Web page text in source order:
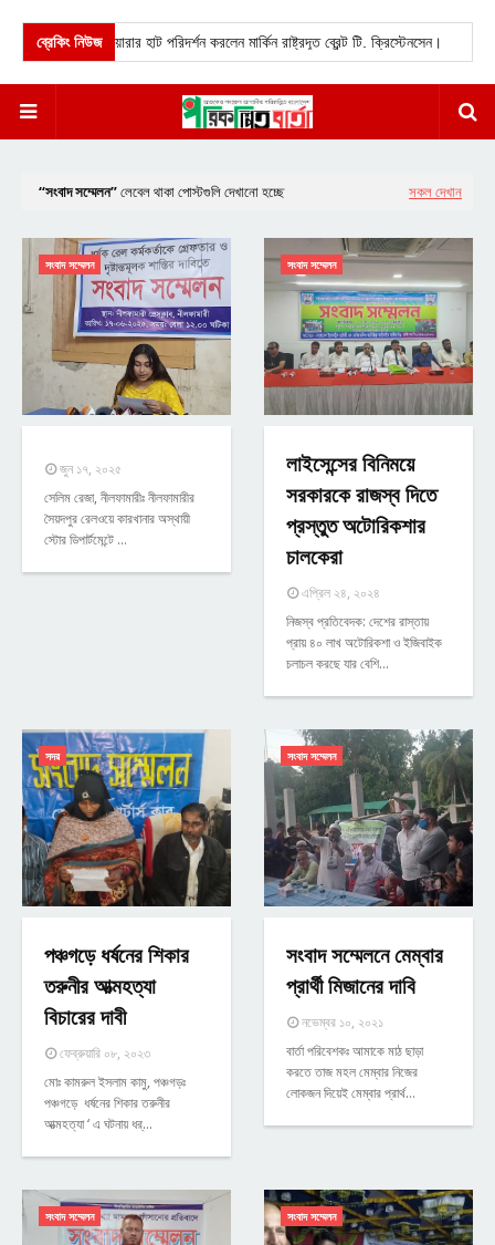
ব্রেকিং নিউজ
ভাসমান পেয়ারার হাট পরিদর্শন করলেন মার্কিন রাষ্ট্রদূত ব্রেন্ট টি. ক্রিস্টেনসেন। ★
সংবাদ সম্মেলন লেবেল থাকা পোস্টগুলি দেখানো হচ্ছে সকল দেখান
সংবাদ সম্মেলন
জুন ১৭, ২০২৫
সেলিম রেজা, নীলফামারীঃ নীলফামারীর
সৈয়দপুর রেলওয়ে কারখানার অস্থায়ী
স্টোর ডিপার্টমেন্টে …
সংবাদ সম্মেলন
লাইসেন্সের বিনিময়ে
সরকারকে রাজস্ব দিতে
প্রস্তুত অটোরিকশার
চালকেরা
এপ্রিল ২৪, ২০২৪
নিজস্ব প্রতিবেদক: দেশের রাস্তায়
প্রায় ৪০ লাখ অটোরিকশা ও ইজিবাইক
চলাচল করছে যার বেশি…
সদর
পঞ্চগড়ে ধর্ষনের শিকার
তরুনীর আত্মহত্যা
বিচারের দাবী
ফেব্রুয়ারি ০৮, ২০২৩
মোঃ কামরুল ইসলাম কামু, পঞ্চগড়ঃ
পঞ্চগড়ে ধর্ষনের শিকার তরুনীর
আত্মহত্যা ‘ এ ঘটনায় ধর্…
সংবাদ সম্মেলন
সংবাদ সম্মেলনে মেম্বার
প্রার্থী মিজানের দাবি
নভেম্বর ১০, ২০২১
বার্তা পরিবেশকঃ আমাকে মাঠ ছাড়া
করতে তাজ মহল মেম্বার নিজের
লোকজন দিয়েই মেম্বার প্রার্থ…
সংবাদ সম্মেলন সংবাদ সম্মেলন